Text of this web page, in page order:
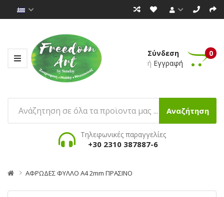
Σύνδεση
ή Εγγραφή
0
Αναζήτηση
Τηλεφωνικές παραγγελίες
+30 2310 387887-6
ΑΦΡΩΔΕΣ ΦΥΛΛΟ Α4 2mm ΠΡΑΣΙΝΟ